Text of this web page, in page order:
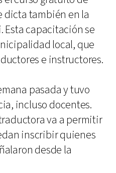
dicta también en la
Esta capacitación se
local, que
e instructores.
pasada y tuvo
incluso docentes.
va a permitir
inscribir quienes
desde la